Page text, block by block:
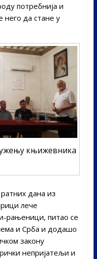
потребнија и
него да стане у
књижевника
дана из
лече
рањеници, питао се
и Срба и додашо
закону
непријатељи и